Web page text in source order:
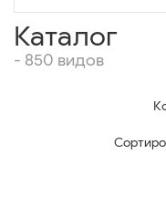
Каталог
- 850 видов